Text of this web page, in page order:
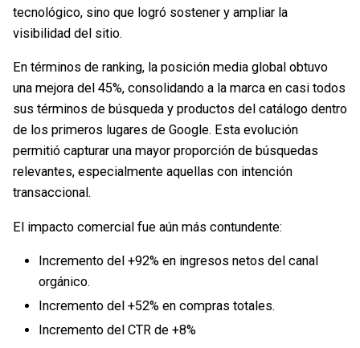
tecnológico, sino que logró sostener y ampliar la
visibilidad del sitio.
En términos de ranking, la posición media global obtuvo
una mejora del 45%, consolidando a la marca en casi todos
sus términos de búsqueda y productos del catálogo dentro
de los primeros lugares de Google. Esta evolución
permitió capturar una mayor proporción de búsquedas
relevantes, especialmente aquellas con intención
transaccional.
El impacto comercial fue aún más contundente:
Incremento del +92% en ingresos netos del canal
orgánico.
Incremento del +52% en compras totales.
Incremento del CTR de +8%